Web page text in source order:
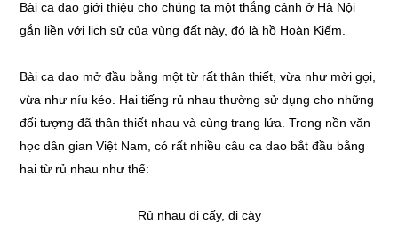
Bài ca dao giới thiệu cho chúng ta một thắng cảnh ở Hà Nội
gắn liền với lịch sử của vùng đất này, đó là hồ Hoàn Kiếm.
Bài ca dao mở đầu bằng một từ rất thân thiết, vừa như mời gọi,
vừa như níu kéo. Hai tiếng rủ nhau thường sử dụng cho những
đối tượng đã thân thiết nhau và cùng trang lứa. Trong nền văn
học dân gian Việt Nam, có rất nhiều câu ca dao bắt đầu bằng
hai từ rủ nhau như thế:
Rủ nhau đi cấy, đi cày